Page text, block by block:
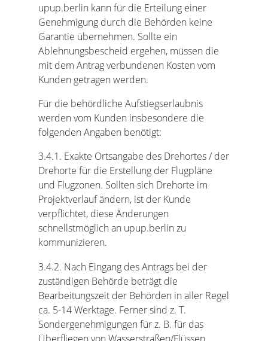
upup.berlin kann für die Erteilung einer
Genehmigung durch die Behörden keine
Garantie übernehmen. Sollte ein
Ablehnungsbescheid ergehen, müssen die
mit dem Antrag verbundenen Kosten vom
Kunden getragen werden.
Für die behördliche Aufstiegserlaubnis
werden vom Kunden insbesondere die
folgenden Angaben benötigt:
3.4.1. Exakte Ortsangabe des Drehortes / der
Drehorte für die Erstellung der Flugpläne
und Flugzonen. Sollten sich Drehorte im
Projektverlauf ändern, ist der Kunde
verpflichtet, diese Änderungen
schnellstmöglich an upup.berlin zu
kommunizieren.
3.4.2. Nach Eingang des Antrags bei der
zuständigen Behörde beträgt die
Bearbeitungszeit der Behörden in aller Regel
ca. 5-14 Werktage. Ferner sind z. T.
Sondergenehmigungen für z. B. für das